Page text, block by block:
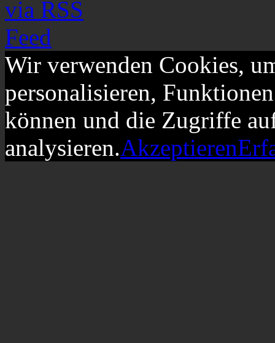
Wir verwenden Cookies,
personalisieren,
können und die Zugriffe
analysieren.Akzeptieren